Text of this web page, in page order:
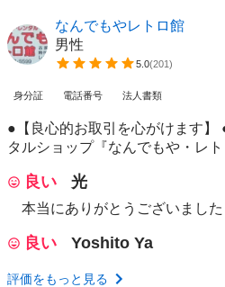
なんでもやレトロ館
男性
5.0(201)
身分証 電話番号 法人書類
●【良心的お取引を心がけます】
タルショップ『なんでもや・レト
良い 光
本当にありがとうございました
良い Yoshito Ya
評価をもっと見る